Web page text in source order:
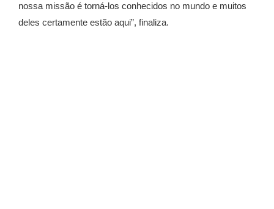
nossa missão é torná-los conhecidos no mundo e muitos
deles certamente estão aqui”, finaliza.